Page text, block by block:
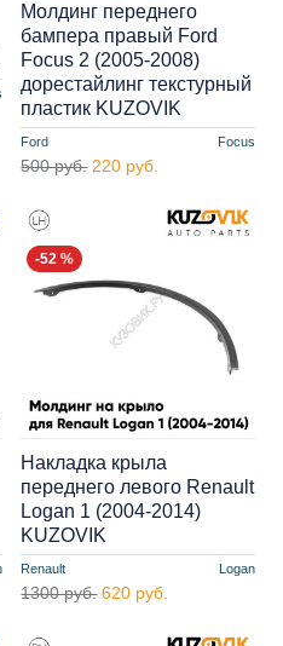
Ford Focus
Молдинг переднего
бампера правый Ford
Focus 2 (2005-2008)
дорестайлинг текстурный
пластик KUZOVIK
500 руб. 220 руб.
-52 %
Renault Logan
Накладка крыла
переднего левого Renault
Logan 1 (2004-2014)
KUZOVIK
1300 руб. 620 руб.